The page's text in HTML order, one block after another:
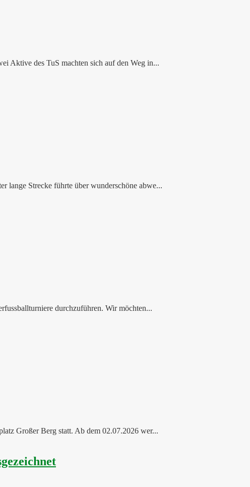
Aktive des TuS machten sich auf den Weg in...
lange Strecke führte über wunderschöne abwe...
durchzuführen. Wir möchten...
Großer Berg statt. Ab dem 02.07.2026 wer...